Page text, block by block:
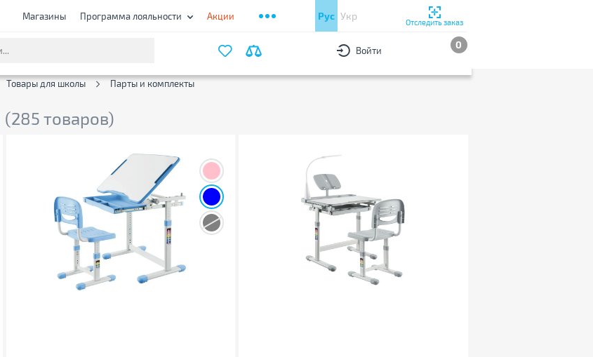
Магазины Программа лояльности Акции Рус Укр
Отследить заказ
Войти 0
Товары для школы Парты и комплекты
(285 товаров)
ФИЛЬТРЫ По популярности